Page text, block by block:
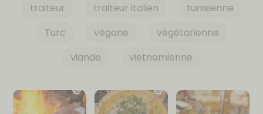
traiteur
traiteur italien
tunisienne
Turc
végane
végétarienne
viande
vietnamienne